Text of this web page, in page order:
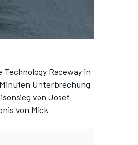
Raceway in
Unterbrechung
von Josef
von Mick